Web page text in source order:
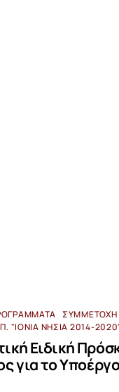
ΣΥΜΜΕΤΟΧΉ
"ΙΌΝΙΑ ΝΗΣΙΆ 2014-
Ειδική
για το